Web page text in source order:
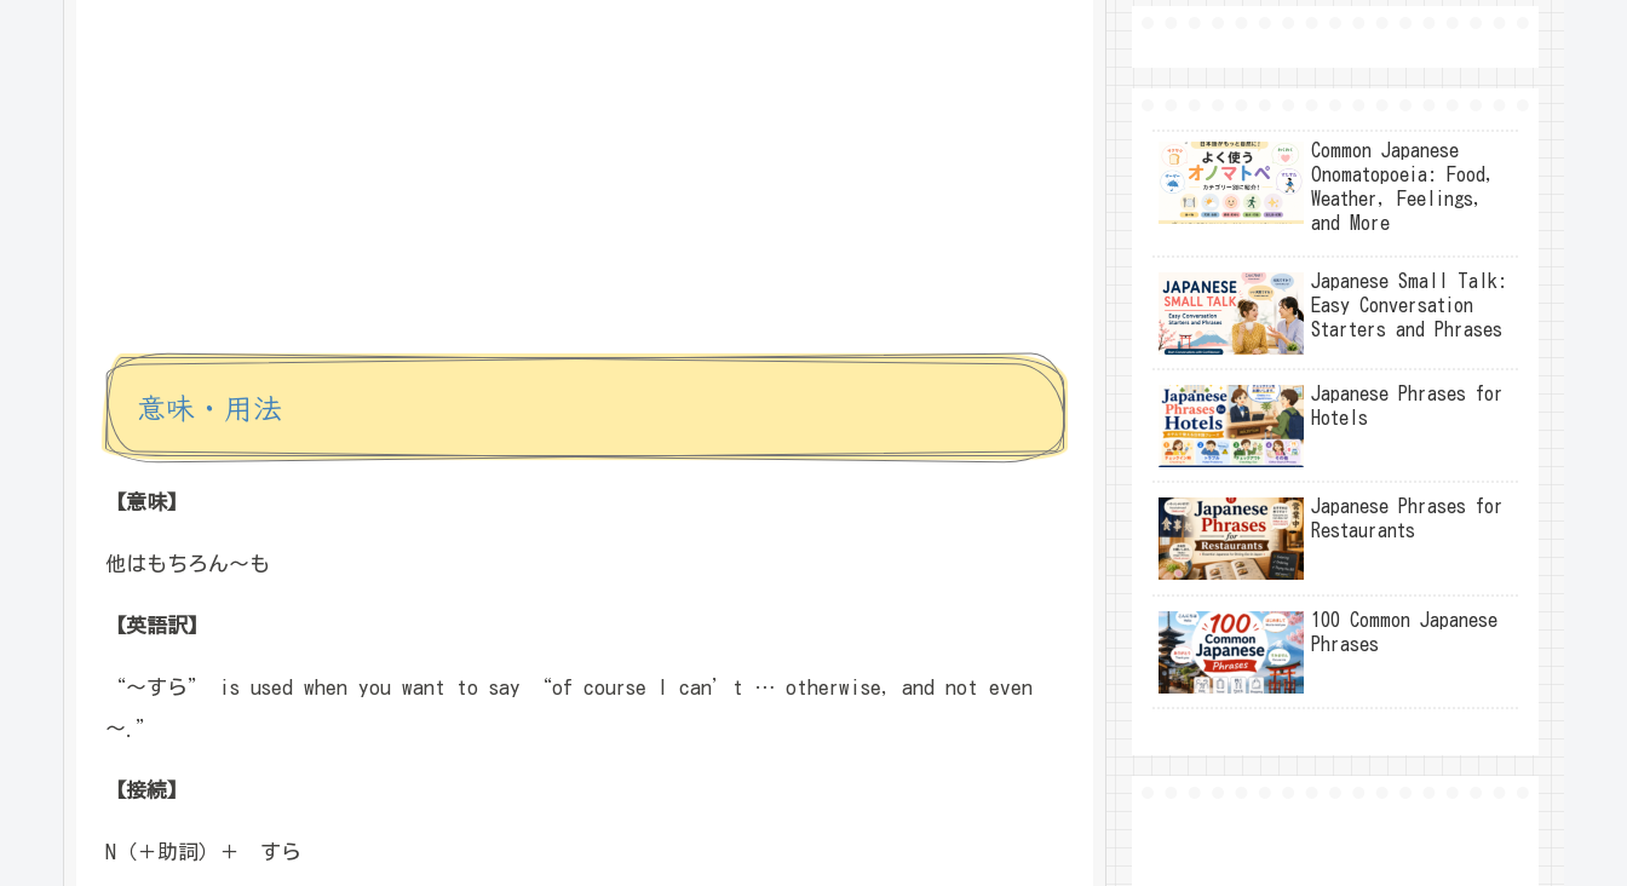
意味・用法
【意味】
他はもちろん～も
【英語訳】
“～すら” is used when you want to say “of course I can’t … otherwise, and not even
～.”
【接続】
N（＋助詞）＋ すら
Common Japanese
Onomatopoeia: Food,
Weather, Feelings,
and More
Japanese Small Talk:
Easy Conversation
Starters and Phrases
Japanese Phrases for
Hotels
Japanese Phrases for
Restaurants
100 Common Japanese
Phrases